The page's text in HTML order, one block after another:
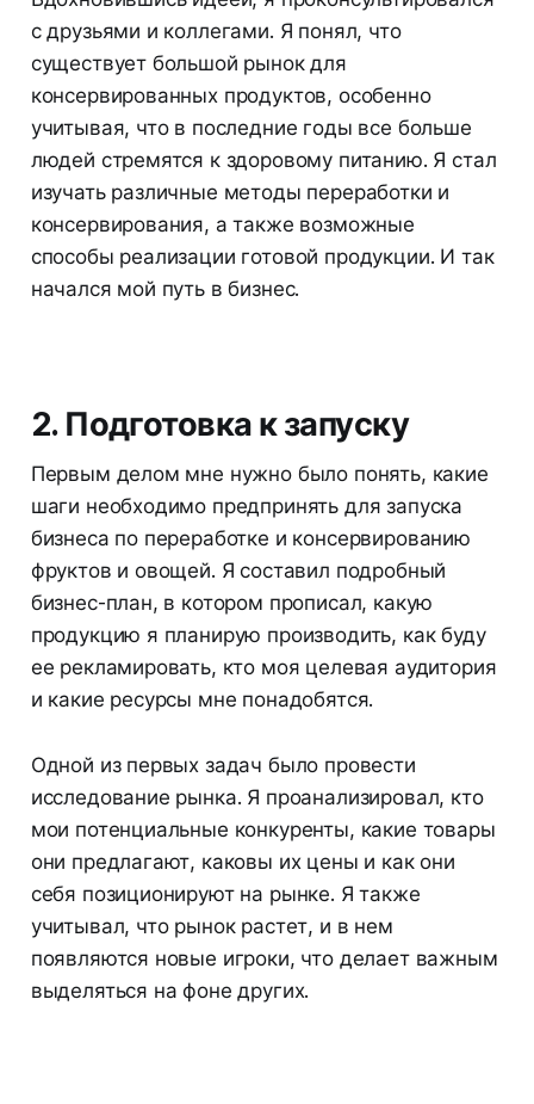
с друзьями и коллегами. Я понял, что
существует большой рынок для
консервированных продуктов, особенно
учитывая, что в последние годы все больше
людей стремятся к здоровому питанию. Я стал
изучать различные методы переработки и
консервирования, а также возможные
способы реализации готовой продукции. И так
начался мой путь в бизнес.
2. Подготовка к запуску
Первым делом мне нужно было понять, какие
шаги необходимо предпринять для запуска
бизнеса по переработке и консервированию
фруктов и овощей. Я составил подробный
бизнес-план, в котором прописал, какую
продукцию я планирую производить, как буду
ее рекламировать, кто моя целевая аудитория
и какие ресурсы мне понадобятся.
Одной из первых задач было провести
исследование рынка. Я проанализировал, кто
мои потенциальные конкуренты, какие товары
они предлагают, каковы их цены и как они
себя позиционируют на рынке. Я также
учитывал, что рынок растет, и в нем
появляются новые игроки, что делает важным
выделяться на фоне других.